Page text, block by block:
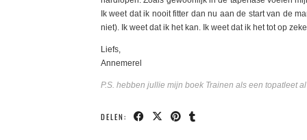
Ik weet dat ik nooit fitter dan nu aan de start van de
niet). Ik weet dat ik het kan. Ik weet dat ik het tot op
Liefs,
Annemerel
P.S. hebben jullie mijn boek Trainen als een topatleet
DELEN: